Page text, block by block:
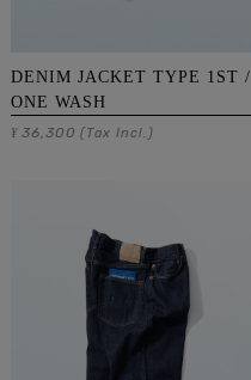
DENIM JACKET TYPE 1ST /
ONE WASH
¥ 36,300 (Tax Incl.)